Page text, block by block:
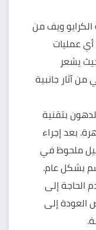
الكرايو ويف من
أي عمليات
يشعر
من آثار جانبية
بتقنية
بعد إجراء
ملحوظ في
بشكل عام.
الحاجة إلى
العودة إلى